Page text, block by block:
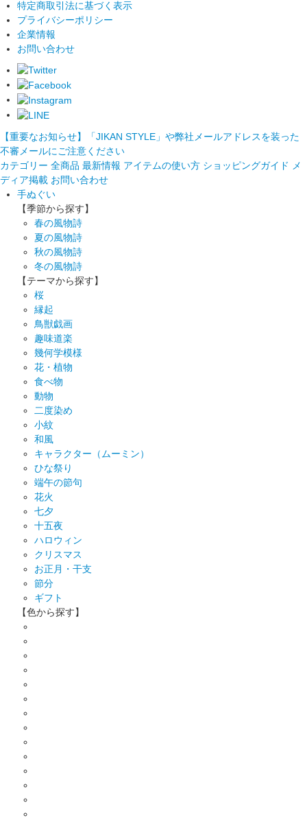
特定商取引法に基づく表示
プライバシーポリシー
企業情報
お問い合わせ
【重要なお知らせ】「JIKAN STYLE」や弊社メールアドレスを装った
不審メールにご注意ください
カテゴリー 全商品 最新情報 アイテムの使い方 ショッピングガイド
メ
ディア掲載 お問い合わせ
手ぬぐい
【季節から探す】
春の風物詩
夏の風物詩
秋の風物詩
冬の風物詩
【テーマから探す】
桜
縁起
鳥獣戯画
趣味道楽
幾何学模様
花・植物
食べ物
動物
二度染め
小紋
和風
キャラクター（ムーミン）
ひな祭り
端午の節句
花火
七夕
十五夜
ハロウィン
クリスマス
お正月・干支
節分
ギフト
【色から探す】